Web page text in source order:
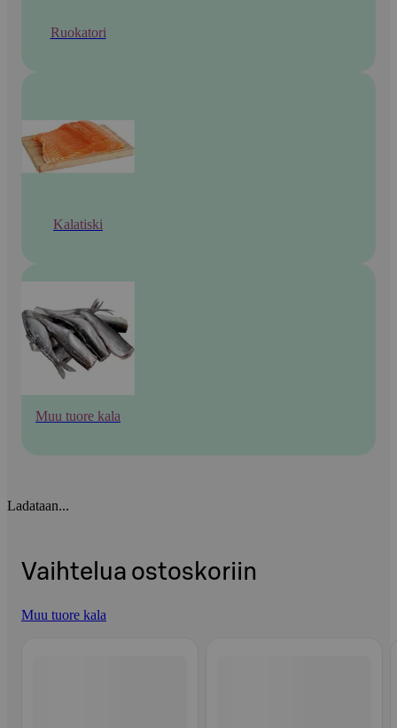
Ruokatori
Kalatiski
Muu tuore kala
Ladataan...
Vaihtelua ostoskoriin
Muu tuore kala